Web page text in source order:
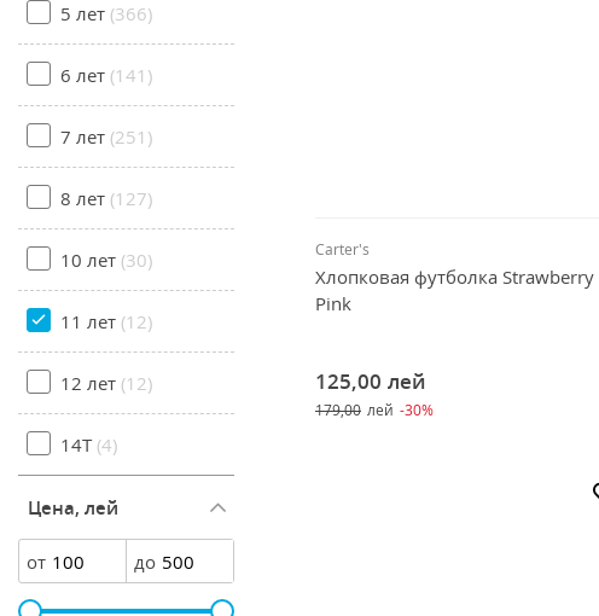
5 лет (366)
6 лет (141)
7 лет (251)
8 лет (127)
10 лет (30)
11 лет (12)
12 лет (12)
14T(4)
Цена, лей
от до
Carter's
Хлопковая футболка Strawberry
Pink
125,00 лей
179,00 лей -30%